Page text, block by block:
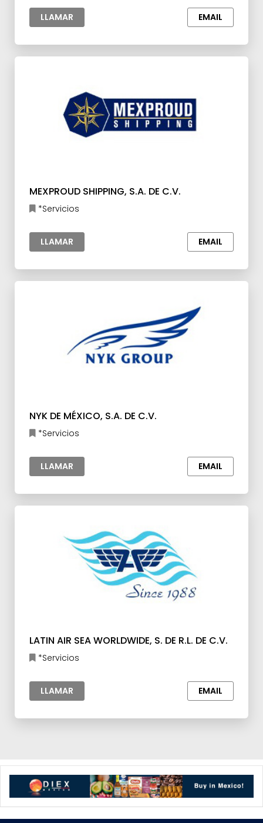
LLAMAR EMAIL
MEXPROUD SHIPPING, S.A. DE C.V.
*Servicios
LLAMAR EMAIL
NYK DE MÉXICO, S.A. DE C.V.
*Servicios
LLAMAR EMAIL
LATIN AIR SEA WORLDWIDE, S. DE R.L. DE C.V.
*Servicios
LLAMAR EMAIL